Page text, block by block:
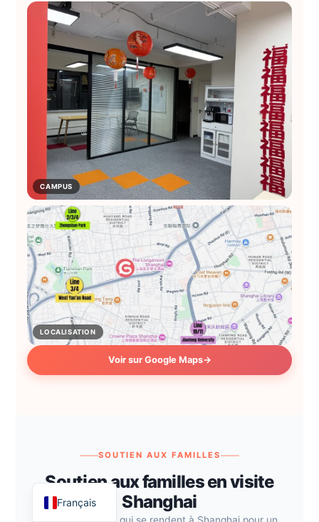
CAMPUS
LOCALISATION
Voir sur Google Maps→
SOUTIEN AUX FAMILLES
Soutien aux familles en visite
Shanghai
Français
English
Español